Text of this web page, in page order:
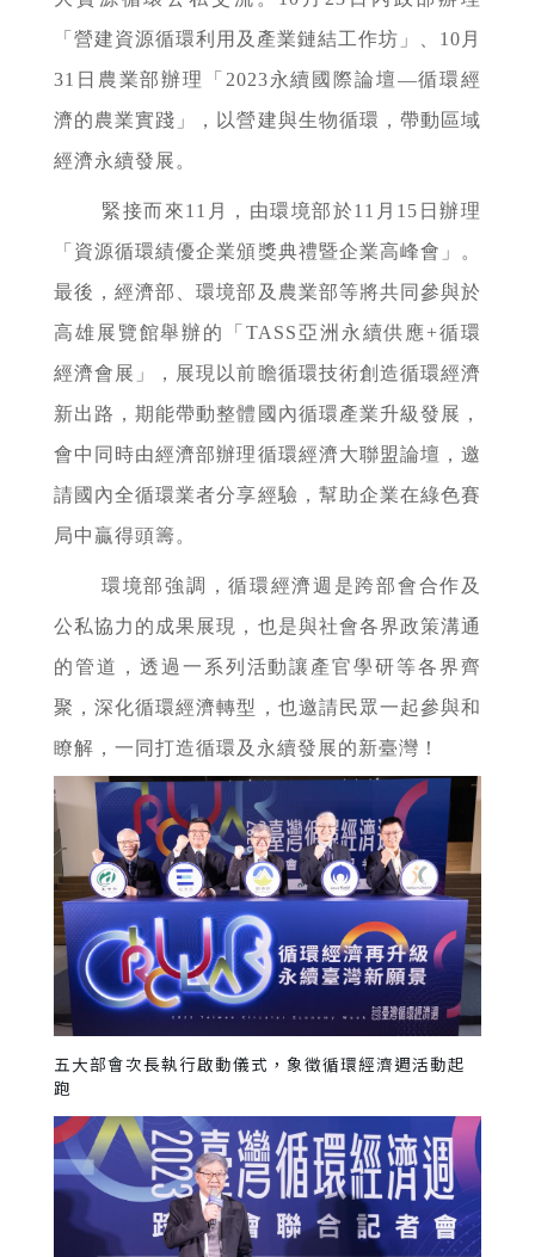
「營建資源循環利用及產業鏈結工作坊」、10月
31日農業部辦理「2023永續國際論壇—循環經
濟的農業實踐」，以營建與生物循環，帶動區域
經濟永續發展。
緊接而來11月，由環境部於11月15日辦理
「資源循環績優企業頒獎典禮暨企業高峰會」。
最後，經濟部、環境部及農業部等將共同參與於
高雄展覽館舉辦的「TASS亞洲永續供應+循環
經濟會展」，展現以前瞻循環技術創造循環經濟
新出路，期能帶動整體國內循環產業升級發展，
會中同時由經濟部辦理循環經濟大聯盟論壇，邀
請國內全循環業者分享經驗，幫助企業在綠色賽
局中贏得頭籌。
環境部強調，循環經濟週是跨部會合作及
公私協力的成果展現，也是與社會各界政策溝通
的管道，透過一系列活動讓產官學研等各界齊
聚，深化循環經濟轉型，也邀請民眾一起參與和
瞭解，一同打造循環及永續發展的新臺灣！
五大部會次長執行啟動儀式，象徵循環經濟週活動起
跑